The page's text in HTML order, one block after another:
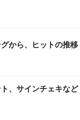
から、ヒットの推移
、サインチェキなど